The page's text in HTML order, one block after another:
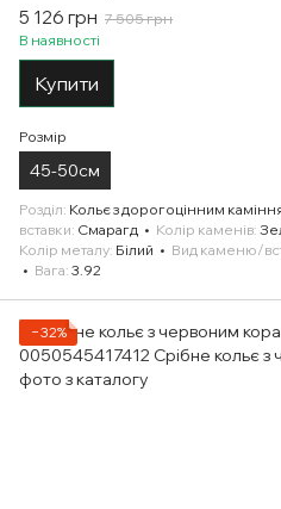
5 126 грн 7 505 грн
В наявності
Купити
Розмір
45-50см
Розділ Кольє з дорогоцінним
вставки Смарагд Колір каменів
Колір металу Білий Вид каменю/
Вага 3.92
−32%